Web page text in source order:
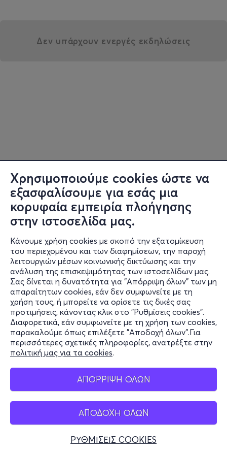
Χρησιμοποιούμε cookies ώστε να
εξασφαλίσουμε για εσάς μια
κορυφαία εμπειρία πλοήγησης
στην ιστοσελίδα μας.
Κάνουμε χρήση cookies με σκοπό την εξατομίκευση
του περιεχομένου και των διαφημίσεων, την παροχή
λειτουργιών μέσων κοινωνικής δικτύωσης και την
ανάλυση της επισκεψιμότητας των ιστοσελίδων μας.
Σας δίνεται η δυνατότητα για "Απόρριψη όλων" των μη
απαραίτητων cookies, εάν δεν συμφωνείτε με τη
χρήση τους, ή μπορείτε να ορίσετε τις δικές σας
προτιμήσεις, κάνοντας κλικ στο "Ρυθμίσεις cookies".
Διαφορετικά, εάν συμφωνείτε με τη χρήση των cookies,
παρακαλούμε όπως επιλέξετε "Αποδοχή όλων".Για
περισσότερες σχετικές πληροφορίες, ανατρέξτε στην
πολιτική μας για τα cookies.
ΑΠΟΡΡΙΨΗ ΟΛΩΝ
ΑΠΟΔΟΧΗ ΟΛΩΝ
ΡΥΘΜΙΣΕΙΣ COOKIES
Δεν υπάρχουν ενεργές εκδηλώσεις